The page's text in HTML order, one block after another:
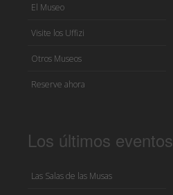
El Museo
Visite los Uffizi
Otros Museos
Reserve ahora
Los últimos eventos
Las Salas de las Musas